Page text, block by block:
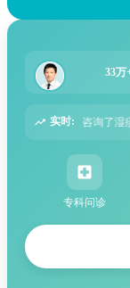
33万
实时:
5分钟前 张** 咨询了过敏
专科问诊